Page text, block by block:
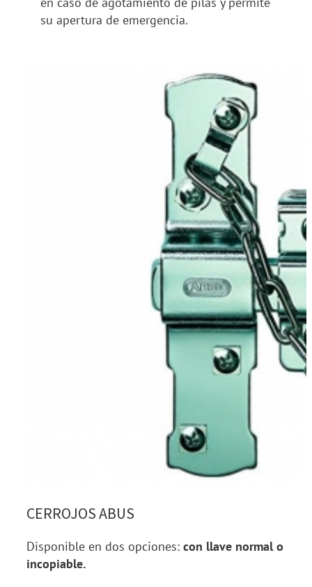
su apertura de emergencia.
CERROJOS ABUS
Disponible en dos opciones: con llave normal o
incopiable.